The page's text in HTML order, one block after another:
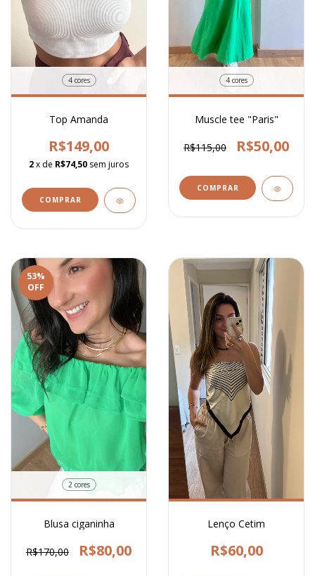
4 cores
Top Amanda
R$149,00
2x de R$74,50 sem juros
COMPRAR
4 cores
Muscle tee "Paris"
R$115,00 R$50,00
COMPRAR
53%
OFF
2 cores
Blusa ciganinha
R$170,00 R$80,00
Lenço Cetim
R$60,00